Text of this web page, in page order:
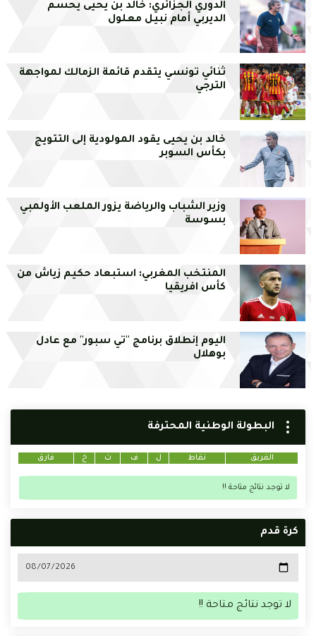
الدوري الجزائري: خالد بن يحيى يحسم
الديربي أمام نبيل معلول
ثنائي تونسي يتقدم قائمة الزمالك لمواجهة
الترجي
خالد بن يحيى يقود المولودية إلى التتويج
بكأس السوبر
وزير الشباب والرياضة يزور الملعب الأولمبي
بسوسة
المنتخب المغربي: استبعاد حكيم زياش من
كأس افريقيا
اليوم إنطلاق برنامج ''تي سبور'' مع عادل
بوهلال
البطولة الوطنية المحترفة
الفريق نقاط ل ف ت خ فارق
لا توجد نتائج متاحة !!
كرة قدم
لا توجد نتائج متاحة !!